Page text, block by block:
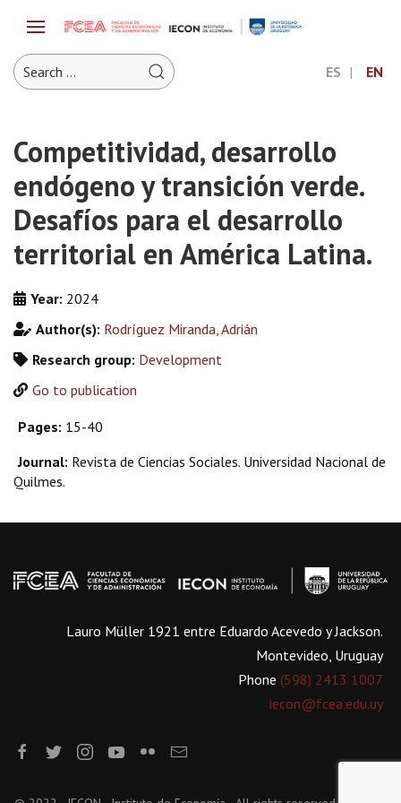
ES EN
Competitividad, desarrollo
endógeno y transición verde.
Desafíos para el desarrollo
territorial en América Latina.
Year: 2024
Author(s): Rodríguez Miranda, Adrián
Research group: Development
Go to publication
Pages: 15-40
Journal: Revista de Ciencias Sociales. Universidad Nacional de
Quilmes.
Lauro Müller 1921 entre Eduardo Acevedo y Jackson.
Montevideo, Uruguay
Phone (598) 2413 1007
iecon@fcea.edu.uy